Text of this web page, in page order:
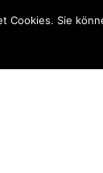
Cookies. Sie